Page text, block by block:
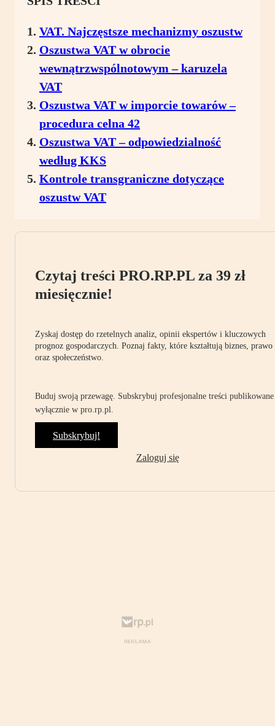
VAT. Najczęstsze mechanizmy oszustw
Oszustwa VAT w obrocie
wewnątrzwspólnotowym – karuzela
VAT
Oszustwa VAT w imporcie towarów –
procedura celna 42
Oszustwa VAT – odpowiedzialność
według KKS
Kontrole transgraniczne dotyczące
oszustw VAT
Czytaj treści PRO.RP.PL za 39 zł
miesięcznie!
Zyskaj dostęp do rzetelnych analiz, opinii ekspertów i kluczowych
prognoz gospodarczych. Poznaj fakty, które kształtują biznes, prawo
oraz społeczeństwo.
Buduj swoją przewagę. Subskrybuj profesjonalne treści publikowane
wyłącznie w pro.rp.pl.
Subskrybuj!
Zaloguj się